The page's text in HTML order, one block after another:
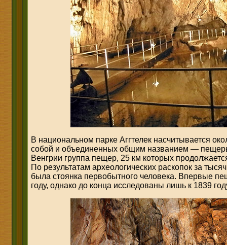
В национальном парке Аггтелек насчитывается
собой и объединенных общим названием —
Венгрии группа пещер, 25 км которых
По результатам археологических раскопок за
была стоянка первобытного человека. Впервые
году, однако до конца исследованы лишь к 1839